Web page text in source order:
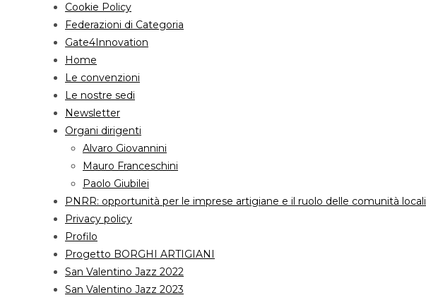
Cookie Policy
Federazioni di Categoria
Gate4Innovation
Home
Le convenzioni
Le nostre sedi
Newsletter
Organi dirigenti
Alvaro Giovannini
Mauro Franceschini
Paolo Giubilei
PNRR: opportunità per le imprese artigiane e il ruolo delle comunità locali
Privacy policy
Profilo
Progetto BORGHI ARTIGIANI
San Valentino Jazz 2022
San Valentino Jazz 2023